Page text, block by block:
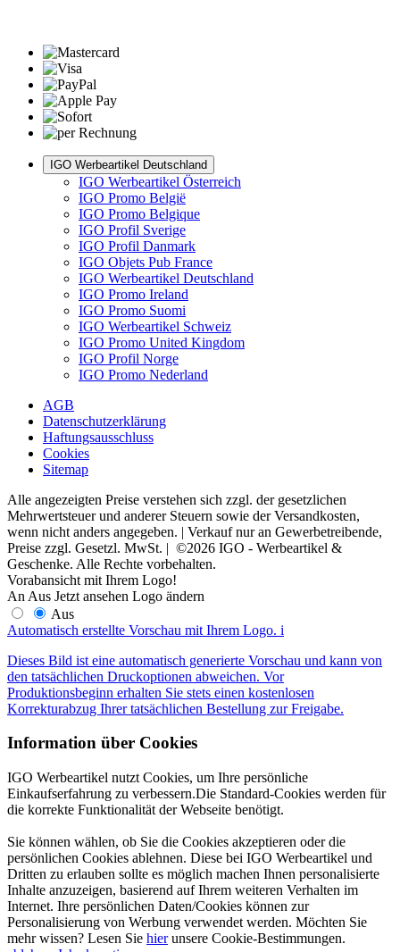
IGO Werbeartikel Deutschland
IGO Werbeartikel Österreich
IGO Promo België
IGO Promo Belgique
IGO Profil Sverige
IGO Profil Danmark
IGO Objets Pub France
IGO Werbeartikel Deutschland
IGO Promo Ireland
IGO Promo Suomi
IGO Werbeartikel Schweiz
IGO Promo United Kingdom
IGO Profil Norge
IGO Promo Nederland
AGB
Datenschutzerklärung
Haftungsausschluss
Cookies
Sitemap
Alle angezeigten Preise verstehen sich zzgl. der gesetzlichen
Mehrwertsteuer und anderer Steuern sowie der Versandkosten,
wenn nicht anders angegeben. | Verkauf nur an Gewerbetreibende,
Preise zzgl. Gesetzl. MwSt. | ©2026 IGO - Werbeartikel &
Geschenke. Alle Rechte vorbehalten.
Vorabansicht mit Ihrem Logo!
An Aus Jetzt ansehen Logo ändern
Aus
Automatisch erstellte Vorschau mit Ihrem Logo. i
Dieses Bild ist eine automatisch generierte Vorschau und kann von
den tatsächlichen Druckoptionen abweichen. Vor
Produktionsbeginn erhalten Sie stets einen kostenlosen
Korrekturabzug Ihrer tatsächlichen Bestellung zur Freigabe.
Information über Cookies
IGO Werbeartikel nutzt Cookies, um Ihre persönliche
Einkaufserfahrung zu verbessern.Die Standard-Cookies werden für
die korrekte Funktionalität der Webseite benötigt.
Sie können wählen, ob Sie die Cookies akzeptieren oder die
persönlichen Cookies ablehnen. Diese bei IGO Werbeartikel und
Dritten zu erlauben sollte es möglich machen Ihnen personalisierte
Inhalte anzuzeigen, basierend auf Ihrem weiteren Verhalten im
Internet. Ihre persönlichen Daten/Cookies können zur
Personalisierung von Werbung verwendet werden. Möchten Sie
mehr wissen? Lesen Sie hierunsere Cookie-Bestimmungen.